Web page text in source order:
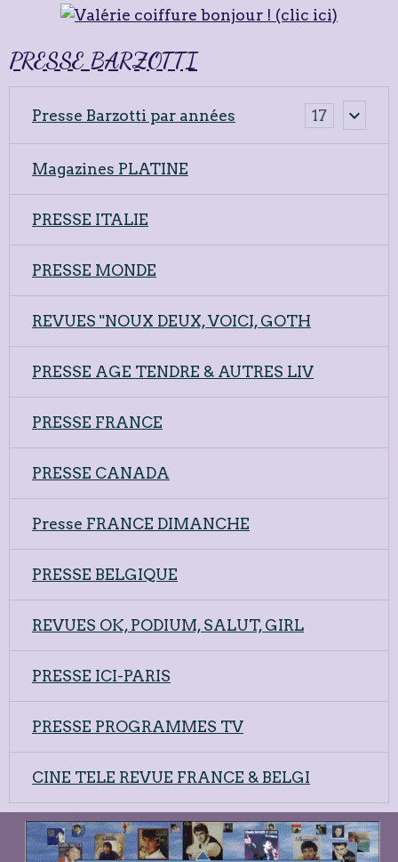
PRESSE BARZOTTI
Presse Barzotti par années 17
Magazines PLATINE
PRESSE ITALIE
PRESSE MONDE
REVUES "NOUX DEUX, VOICI, GOTH
PRESSE AGE TENDRE & AUTRES LIV
PRESSE FRANCE
PRESSE CANADA
Presse FRANCE DIMANCHE
PRESSE BELGIQUE
REVUES OK, PODIUM, SALUT, GIRL
PRESSE ICI-PARIS
PRESSE PROGRAMMES TV
CINE TELE REVUE FRANCE & BELGI